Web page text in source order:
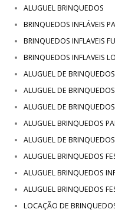
ALUGUEL BRINQUEDOS
BRINQUEDOS INFLÁVEIS
BRINQUEDOS INFLAVEIS
BRINQUEDOS INFLAVEIS
ALUGUEL DE
ALUGUEL DE
ALUGUEL DE
ALUGUEL BRINQUEDOS
ALUGUEL DE BRINQUEDOS
ALUGUEL BRINQUEDOS
ALUGUEL BRINQUEDOS
ALUGUEL BRINQUEDOS
LOCAÇÃO DE